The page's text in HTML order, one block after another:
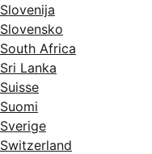
Slovenija
Slovensko
South Africa
Sri Lanka
Suisse
Suomi
Sverige
Switzerland